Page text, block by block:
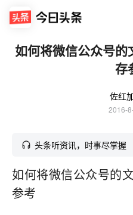
如何将微信公众号
存
佐红
2016-
头条听资讯，时事尽掌握
如何将微信公众号的
参考